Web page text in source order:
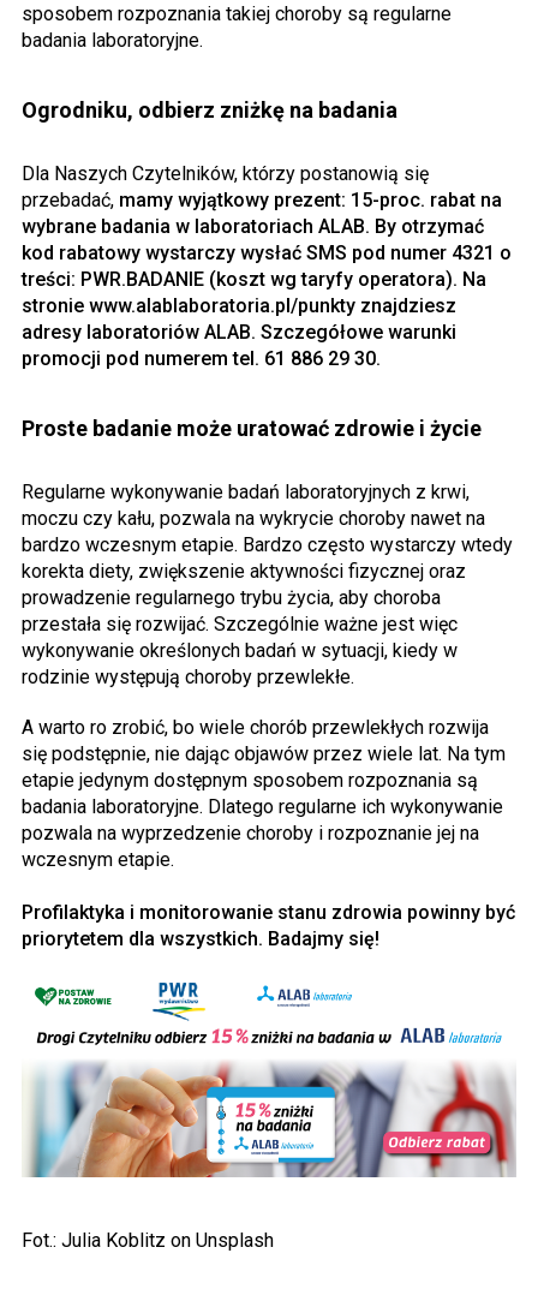
sposobem rozpoznania takiej choroby są regularne
badania laboratoryjne.
Ogrodniku, odbierz zniżkę na badania
Dla Naszych Czytelników, którzy postanowią się
przebadać, mamy wyjątkowy prezent: 15-proc. rabat na
wybrane badania w laboratoriach ALAB. By otrzymać
kod rabatowy wystarczy wysłać SMS pod numer 4321 o
treści: PWR.BADANIE (koszt wg taryfy operatora). Na
stronie www.alablaboratoria.pl/punkty znajdziesz
adresy laboratoriów ALAB. Szczegółowe warunki
promocji pod numerem tel. 61 886 29 30.
Proste badanie może uratować zdrowie i życie
Regularne wykonywanie badań laboratoryjnych z krwi,
moczu czy kału, pozwala na wykrycie choroby nawet na
bardzo wczesnym etapie. Bardzo często wystarczy wtedy
korekta diety, zwiększenie aktywności fizycznej oraz
prowadzenie regularnego trybu życia, aby choroba
przestała się rozwijać. Szczególnie ważne jest więc
wykonywanie określonych badań w sytuacji, kiedy w
rodzinie występują choroby przewlekłe.
A warto ro zrobić, bo wiele chorób przewlekłych rozwija
się podstępnie, nie dając objawów przez wiele lat. Na tym
etapie jedynym dostępnym sposobem rozpoznania są
badania laboratoryjne. Dlatego regularne ich wykonywanie
pozwala na wyprzedzenie choroby i rozpoznanie jej na
wczesnym etapie.
Profilaktyka i monitorowanie stanu zdrowia powinny być
priorytetem dla wszystkich. Badajmy się!
Fot.: Julia Koblitz on Unsplash